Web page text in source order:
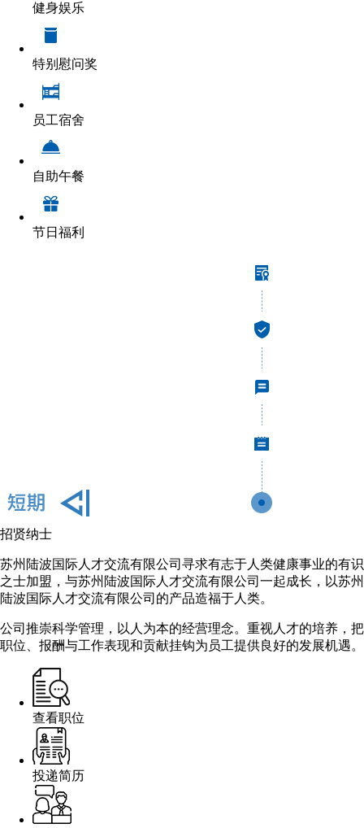
健身娱乐
特别慰问奖
员工宿舍
自助午餐
节日福利
招贤纳士
苏州陆波国际人才交流有限公司寻求有志于人类健康事业的有识
之士加盟，与苏州陆波国际人才交流有限公司一起成长，以苏州
陆波国际人才交流有限公司的产品造福于人类。
公司推崇科学管理，以人为本的经营理念。重视人才的培养，把
职位、报酬与工作表现和贡献挂钩为员工提供良好的发展机遇。
查看职位
投递简历